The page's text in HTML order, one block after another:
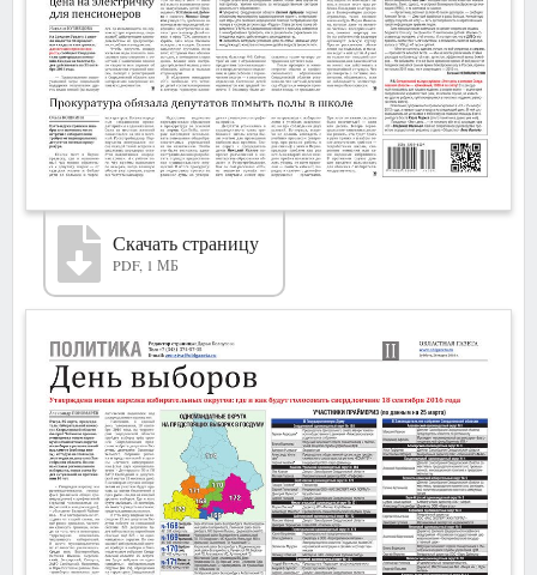
Скачать страницу
PDF, 1 МБ